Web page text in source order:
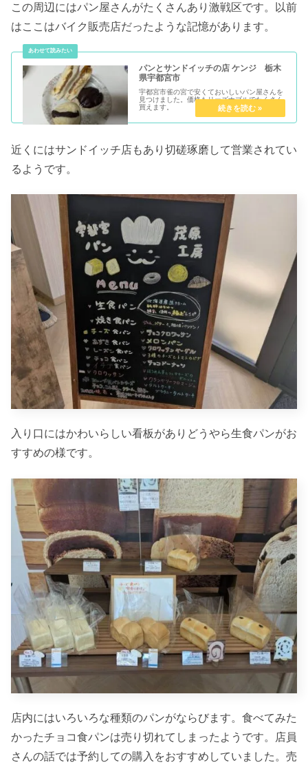
この周辺にはパン屋さんがたくさんあり激戦区です。以前
はここはバイク販売店だったような記憶があります。
パンとサンドイッチの店 ケンジ 栃木
県宇都宮市
宇都宮市雀の宮で安くておいしいパン屋さんを
見つけました。価格もリーズナブルでたくさん
買えます。
近くにはサンドイッチ店もあり切磋琢磨して営業されてい
るようです。
入り口にはかわいらしい看板がありどうやら生食パンがお
すすめの様です。
店内にはいろいろな種類のパンがならびます。食べてみた
かったチョコ食パンは売り切れてしまったようです。店員
さんの話では予約しての購入をおすすめしていました。売